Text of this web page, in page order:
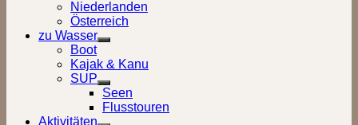
Niederlanden
Österreich
zu Wasser
Show
sub
menu
Boot
Kajak & Kanu
SUP
Show
sub
menu
Seen
Flusstouren
Aktivitäten